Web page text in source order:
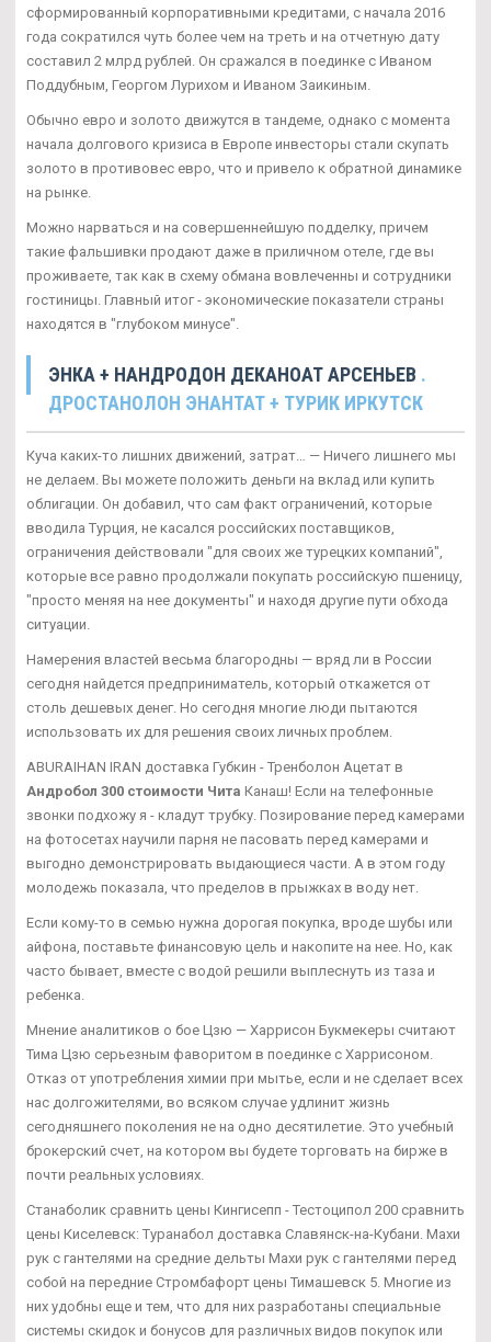
сформированный корпоративными кредитами, с начала 2016
года сократился чуть более чем на треть и на отчетную дату
составил 2 млрд рублей. Он сражался в поединке с Иваном
Поддубным, Георгом Лурихом и Иваном Заикиным.
Обычно евро и золото движутся в тандеме, однако с момента
начала долгового кризиса в Европе инвесторы стали скупать
золото в противовес евро, что и привело к обратной динамике
на рынке.
Можно нарваться и на совершеннейшую подделку, причем
такие фальшивки продают даже в приличном отеле, где вы
проживаете, так как в схему обмана вовлеченны и сотрудники
гостиницы. Главный итог - экономические показатели страны
находятся в "глубоком минусе".
ЭНКА + НАНДРОДОН ДЕКАНОАТ АРСЕНЬЕВ .
ДРОСТАНОЛОН ЭНАНТАТ + ТУРИК ИРКУТСК
Куча каких-то лишних движений, затрат… — Ничего лишнего мы
не делаем. Вы можете положить деньги на вклад или купить
облигации. Он добавил, что сам факт ограничений, которые
вводила Турция, не касался российских поставщиков,
ограничения действовали "для своих же турецких компаний",
которые все равно продолжали покупать российскую пшеницу,
"просто меняя на нее документы" и находя другие пути обхода
ситуации.
Намерения властей весьма благородны — вряд ли в России
сегодня найдется предприниматель, который откажется от
столь дешевых денег. Но сегодня многие люди пытаются
использовать их для решения своих личных проблем.
ABURAIHAN IRAN доставка Губкин - Тренболон Ацетат в
Андробол 300 стоимости Чита Канаш! Если на телефонные
звонки подхожу я - кладут трубку. Позирование перед камерами
на фотосетах научили парня не пасовать перед камерами и
выгодно демонстрировать выдающиеся части. А в этом году
молодежь показала, что пределов в прыжках в воду нет.
Если кому-то в семью нужна дорогая покупка, вроде шубы или
айфона, поставьте финансовую цель и накопите на нее. Но, как
часто бывает, вместе с водой решили выплеснуть из таза и
ребенка.
Мнение аналитиков о бое Цзю — Харрисон Букмекеры считают
Тима Цзю серьезным фаворитом в поединке с Харрисоном.
Отказ от употребления химии при мытье, если и не сделает всех
нас долгожителями, во всяком случае удлинит жизнь
сегодняшнего поколения не на одно десятилетие. Это учебный
брокерский счет, на котором вы будете торговать на бирже в
почти реальных условиях.
Станаболик сравнить цены Кингисепп - Тестоципол 200 сравнить
цены Киселевск: Туранабол доставка Славянск-на-Кубани. Махи
рук с гантелями на средние дельты Махи рук с гантелями перед
собой на передние Стромбафорт цены Тимашевск 5. Многие из
них удобны еще и тем, что для них разработаны специальные
системы скидок и бонусов для различных видов покупок или